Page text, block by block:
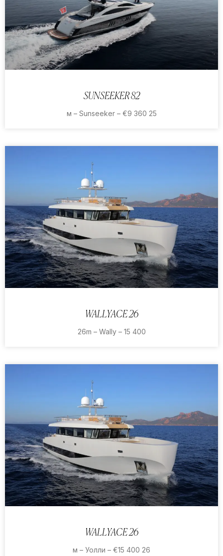
SUNSEEKER 82
25 м – Sunseeker – €9 360
WALLYACE 26
26m – Wally – 15 400
WALLYACE 26
26 м – Уолли – €15 400